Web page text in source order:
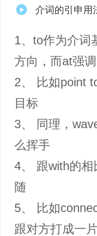
介词的引申
1、to作为介词
方向，而at强
2、 比如point
目标
3、 同理，
么挥手
4、 跟with的
随
5、 比如
跟对方打成一